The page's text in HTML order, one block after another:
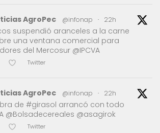
AgroPec @infonap · 22h
suspendió aranceles a la carne
una ventana comercial para
del Mercosur @IPCVA
Twitter
AgroPec @infonap · 22h
de #girasol arrancó con todo
@Bolsadecereales @asagirok
Twitter